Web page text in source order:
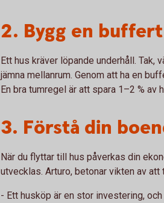
2. Bygg en buffert
Ett hus kräver löpande underhåll.
jämna mellanrum. Genom att ha en
En bra tumregel är att spara 1–2 %
3. Förstå din
När du flyttar till hus påverkas din
utvecklas. Arturo, betonar vikten av att
- Ett husköp är en stor investering,